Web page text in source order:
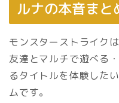
ルナの本音まと
モンスターストライク
友達とマルチで遊べる
るタイトルを体験した
ムです。